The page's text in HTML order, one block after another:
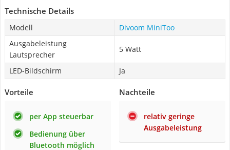
Technische Details
Modell
Divoom MiniToo
Ausgabeleistung
Lautsprecher
5 Watt
LED-Bildschirm Ja
Vorteile
per App steuerbar
Bedienung über
Bluetooth möglich
Nachteile
relativ geringe
Ausgabeleistung